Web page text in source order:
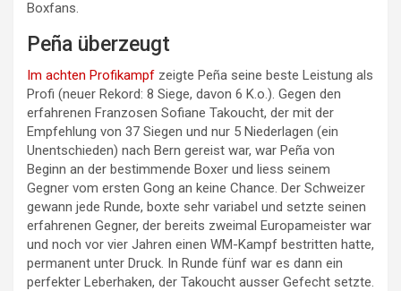
Boxfans.
Peña überzeugt
Im achten Profikampf zeigte Peña seine beste Leistung als
Profi (neuer Rekord: 8 Siege, davon 6 K.o.). Gegen den
erfahrenen Franzosen Sofiane Takoucht, der mit der
Empfehlung von 37 Siegen und nur 5 Niederlagen (ein
Unentschieden) nach Bern gereist war, war Peña von
Beginn an der bestimmende Boxer und liess seinem
Gegner vom ersten Gong an keine Chance. Der Schweizer
gewann jede Runde, boxte sehr variabel und setzte seinen
erfahrenen Gegner, der bereits zweimal Europameister war
und noch vor vier Jahren einen WM-Kampf bestritten hatte,
permanent unter Druck. In Runde fünf war es dann ein
perfekter Leberhaken, der Takoucht ausser Gefecht setzte.